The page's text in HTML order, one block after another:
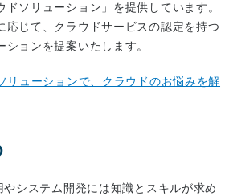
ソリューション」を提供しています。
応じて、クラウドサービスの認定を持つ
ョンを提案いたします。
リューションで、クラウドのお悩みを解
システム開発には知識とスキルが求め